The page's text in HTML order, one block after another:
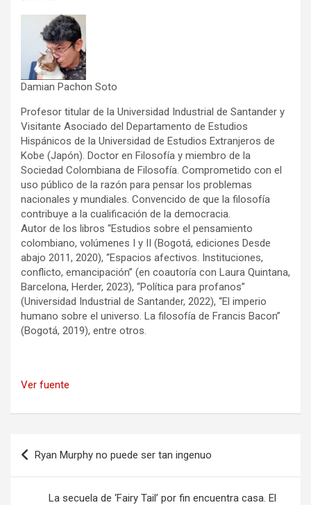
Damian Pachon Soto
Profesor titular de la Universidad Industrial de Santander y
Visitante Asociado del Departamento de Estudios
Hispánicos de la Universidad de Estudios Extranjeros de
Kobe (Japón). Doctor en Filosofía y miembro de la
Sociedad Colombiana de Filosofía. Comprometido con el
uso público de la razón para pensar los problemas
nacionales y mundiales. Convencido de que la filosofía
contribuye a la cualificación de la democracia.
Autor de los libros “Estudios sobre el pensamiento
colombiano, volúmenes I y II (Bogotá, ediciones Desde
abajo 2011, 2020), “Espacios afectivos. Instituciones,
conflicto, emancipación” (en coautoría con Laura Quintana,
Barcelona, Herder, 2023), “Política para profanos”
(Universidad Industrial de Santander, 2022), “El imperio
humano sobre el universo. La filosofía de Francis Bacon”
(Bogotá, 2019), entre otros.
Ver fuente
Navegación
de
entradas
Ryan Murphy no puede ser tan ingenuo
La secuela de ‘Fairy Tail’ por fin encuentra casa. El